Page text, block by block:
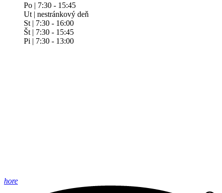
Po | 7:30 - 15:45
Ut | nestránkový deň
St | 7:30 - 16:00
Št | 7:30 - 15:45
Pi | 7:30 - 13:00
hore